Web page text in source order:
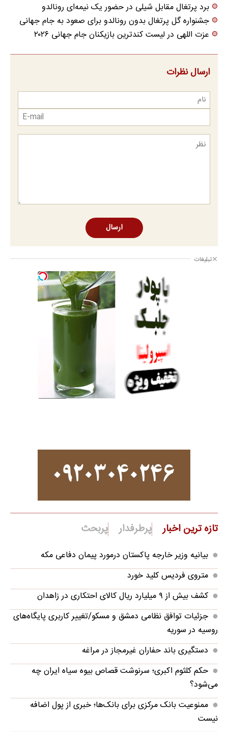
برد پرتغال مقابل شیلی در حضور یک نیمه‌ای رونالدو
جشنواره گل پرتغال بدون رونالدو برای صعود به جام جهانی
عزت اللهی در لیست کندترین بازیکنان جام جهانی ۲۰۲۶
ارسال نظرات
ارسال
تبلیغات
تازه ترین اخبار پرطرفدار پربحث
بیانیه وزیر خارجه پاکستان درمورد پیمان دفاعی مکه
متروی فردیس کلید خورد
کشف بیش از ۹ میلیارد ریال کالای احتکاری در زاهدان
جزئیات توافق نظامی دمشق و مسکو/تغییر کاربری پایگاه‌های
روسیه در سوریه
دستگیری باند حفاران غیرمجاز در مراغه
حکم کلثوم اکبری؛ سرنوشت قصاص بیوه سیاه ایران چه
می‌شود؟
ممنوعیت بانک مرکزی برای بانک‌ها؛ خبری از پول اضافه
نیست